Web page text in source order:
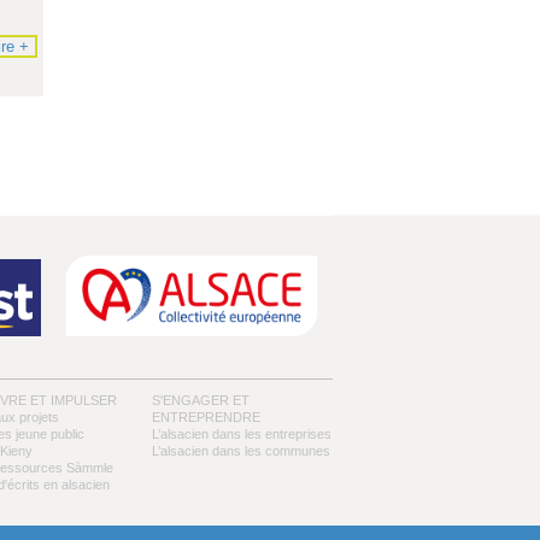
+
ET IMPULSER
projets
jeune public
Sàmmle
en alsacien
S'ENGAGER ET
ENTREPRENDRE
L’alsacien dans les entreprises
L’alsacien dans les communes